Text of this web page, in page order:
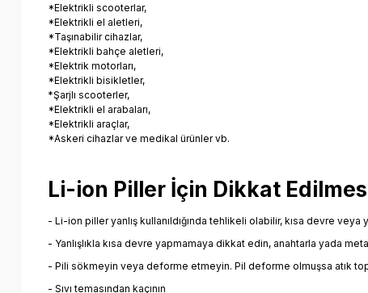
*Elektrikli scooterlar,
*Elektrikli el aletleri,
*Taşınabilir cihazlar,
*Elektrikli bahçe aletleri,
*Elektrik motorları,
*Elektrikli bisikletler,
*Şarjlı scooterler,
*Elektrikli el arabaları,
*Elektrikli araçlar,
*Askeri cihazlar ve medikal ürünler vb.
Li-ion Piller İçin Dikkat
- Li-ion piller yanlış kullanıldığında tehlikeli olabilir, kısa devre veya
- Yanlışlıkla kısa devre yapmamaya dikkat edin, anahtarla yada
- Pili sökmeyin veya deforme etmeyin. Pil deforme olmuşsa atık
- Sıvı temasından kaçının